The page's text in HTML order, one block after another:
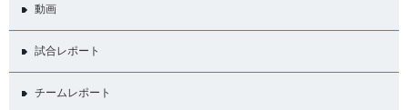
動画
試合レポート
チームレポート